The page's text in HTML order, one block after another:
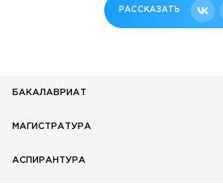
РАССКАЗАТЬ
БАКАЛАВРИАТ
МАГИСТРАТУРА
АСПИРАНТУРА